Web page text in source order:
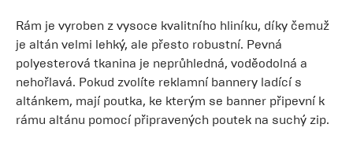
Rám je vyroben z vysoce kvalitního hliníku, díky čemuž
je altán velmi lehký, ale přesto robustní. Pevná
polyesterová tkanina je neprůhledná, voděodolná a
nehořlavá. Pokud zvolíte reklamní bannery ladící s
altánkem, mají poutka, ke kterým se banner připevní k
rámu altánu pomocí připravených poutek na suchý zip.